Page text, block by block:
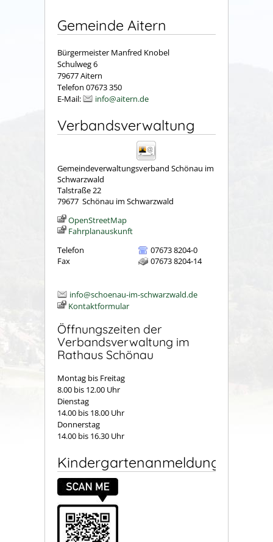
Gemeinde Aitern
Bürgermeister Manfred Knobel
Schulweg 6
79677 Aitern
Telefon 07673 350
E-Mail:
info@aitern.de
Verbandsverwaltung
Gemeindeverwaltungsverband Schönau im
Schwarzwald
Talstraße 22
79677 Schönau im Schwarzwald
OpenStreetMap
Fahrplanauskunft
Telefon
07673 8204-0
Fax
07673 8204-14
info@schoenau-im-schwarzwald.de
Kontaktformular
Öffnungszeiten der
Verbandsverwaltung im
Rathaus Schönau
Montag bis Freitag
8.00 bis 12.00 Uhr
Dienstag
14.00 bis 18.00 Uhr
Donnerstag
14.00 bis 16.30 Uhr
Kindergartenanmeldung